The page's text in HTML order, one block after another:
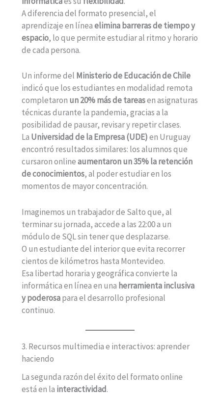
A diferencia del formato presencial, el
aprendizaje en líneaelimina barreras de tiempo y
espacio, lo que permite estudiar al ritmo y horario
de cada persona.
Un informe del Ministerio de Educación de Chile
indicó que los estudiantes en modalidad remota
completaron un 20% más de tareasen asignaturas
técnicas durante la pandemia, gracias a la
posibilidad de pausar, revisar y repetir clases.
La Universidad de la Empresa (UDE)en Uruguay
encontró resultados similares: los alumnos que
cursaron onlineaumentaron un 35% la retención
de conocimientos, al poder estudiar en los
momentos de mayor concentración.
Imaginemos un trabajador de Salto que, al
terminar su jornada, accede a las 22:00 a un
módulo de SQL sin tener que desplazarse.
O un estudiante del interior que evita recorrer
cientos de kilómetros hasta Montevideo.
Esa libertad horaria y geográfica convierte la
informática en línea en una herramienta inclusiva
y poderosapara el desarrollo profesional
continuo.
3. Recursos multimedia e interactivos: aprender
haciendo
La segunda razón del éxito del formato online
está en la interactividad.